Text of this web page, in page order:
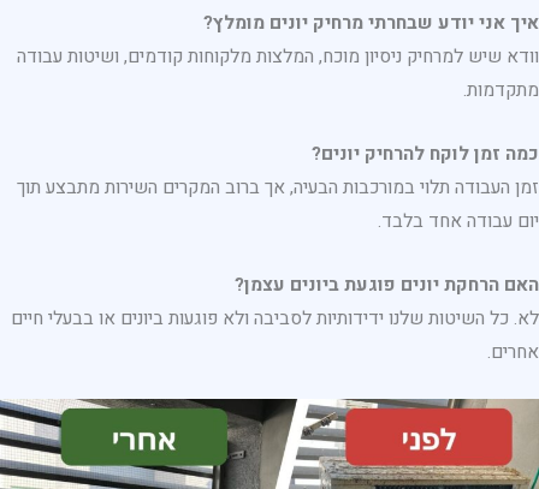
איך אני יודע שבחרתי מרחיק יונים מומלץ?
וודא שיש למרחיק ניסיון מוכח, המלצות מלקוחות קודמים, ושיטות עבודה
מתקדמות.
כמה זמן לוקח להרחיק יונים?
זמן העבודה תלוי במורכבות הבעיה, אך ברוב המקרים השירות מתבצע תוך
יום עבודה אחד בלבד.
האם הרחקת יונים פוגעת ביונים עצמן?
לא. כל השיטות שלנו ידידותיות לסביבה ולא פוגעות ביונים או בבעלי חיים
אחרים.